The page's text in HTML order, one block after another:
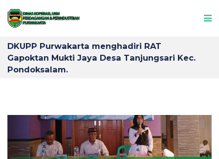
DKUPP Purwakarta menghadiri RAT
Gapoktan Mukti Jaya Desa Tanjungsari Kec.
Pondoksalam.